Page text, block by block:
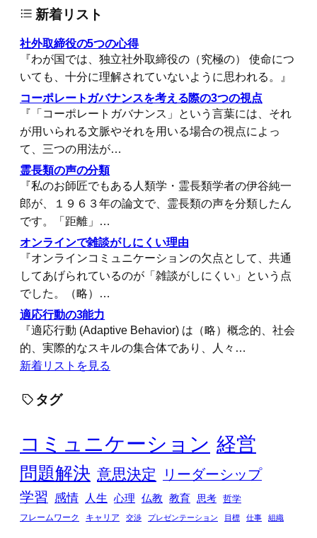
新着リスト
社外取締役の5つの心得
『わが国では、独立社外取締役の（究極の） 使命につ
いても、十分に理解されていないように思われる。』
コーポレートガバナンスを考える際の3つの視点
『「コーポレートガバナンス」という言葉には、それ
が用いられる文脈やそれを用いる場合の視点によっ
て、三つの用法が…
霊長類の声の分類
『私のお師匠でもある人類学・霊長類学者の伊谷純一
郎が、１９６３年の論文で、霊長類の声を分類したん
です。「距離」…
オンラインで雑談がしにくい理由
『オンラインコミュニケーションの欠点として、共通
してあげられているのが「雑談がしにくい」という点
でした。（略）…
適応行動の3能力
『適応行動 (Adaptive Behavior) は（略）概念的、社会
的、実際的なスキルの集合体であり、人々…
新着リストを見る
タグ
コミュニケーション 経営
問題解決 意思決定
リーダーシップ
学習
感情 人生 心理 仏教 教育 思考
哲学
フレームワーク
キャリア 交渉 プレゼンテーション 目標 仕事 組織